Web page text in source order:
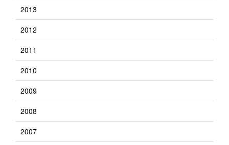
2013
2012
2011
2010
2009
2008
2007